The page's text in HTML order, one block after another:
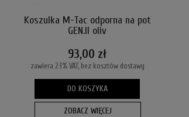
Koszulka M-Tac odporna na pot
GEN.II oliv
93,00 zł
zawiera 23% VAT, bez kosztów dostawy
DO KOSZYKA
ZOBACZ WIĘCEJ